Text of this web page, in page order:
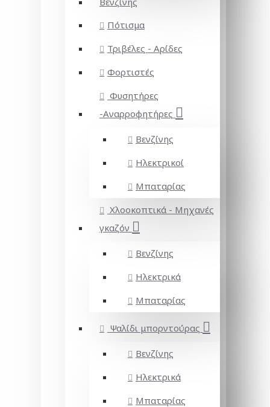
Πότισμα
Τριβέλες - Αρίδες
Φορτιστές
Φυσητήρες
-Αναρροφητήρες
Βενζίνης
Ηλεκτρικοί
Μπαταρίας
Χλοοκοπτικά - Μηχανές
γκαζόν
Βενζίνης
Ηλεκτρικά
Μπαταρίας
Ψαλίδι μπορντούρας
Βενζίνης
Ηλεκτρικά
Μπαταρίας